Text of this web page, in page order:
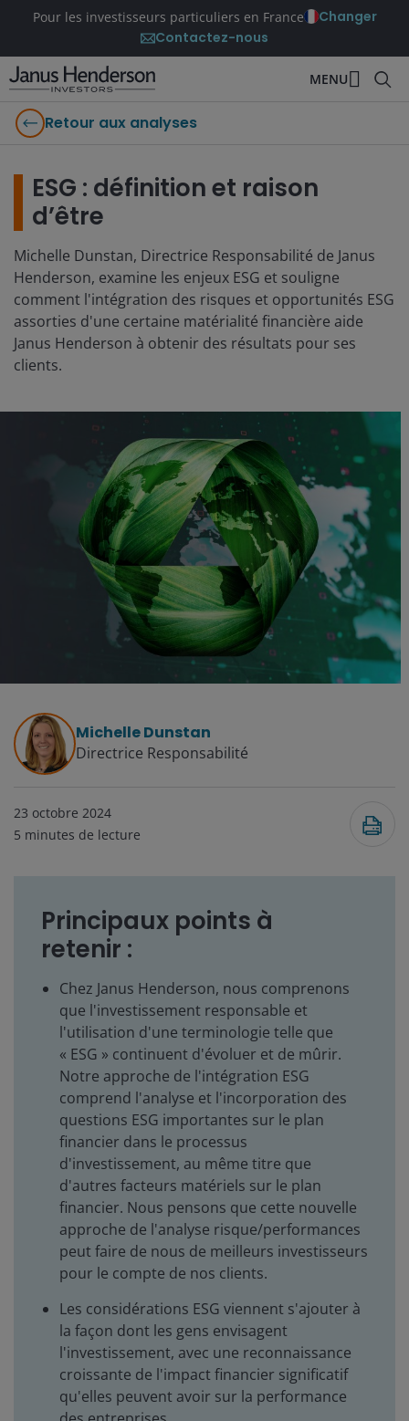
Pour les investisseurs particuliers en France
Changer
Contactez-nous
MENU
Retour aux analyses
ESG : définition et raison
d’être
Michelle Dunstan, Directrice Responsabilité de Janus
Henderson, examine les enjeux ESG et souligne
comment l'intégration des risques et opportunités ESG
assorties d'une certaine matérialité financière aide
Janus Henderson à obtenir des résultats pour ses
clients.
Michelle Dunstan
Directrice Responsabilité
23 octobre 2024
5 minutes de lecture
Principaux points à
retenir :
Chez Janus Henderson, nous comprenons
que l'investissement responsable et
l'utilisation d'une terminologie telle que
« ESG » continuent d'évoluer et de mûrir.
Notre approche de l'intégration ESG
comprend l'analyse et l'incorporation des
questions ESG importantes sur le plan
financier dans le processus
d'investissement, au même titre que
d'autres facteurs matériels sur le plan
financier. Nous pensons que cette nouvelle
approche de l'analyse risque/performances
peut faire de nous de meilleurs investisseurs
pour le compte de nos clients.
Les considérations ESG viennent s'ajouter à
la façon dont les gens envisagent
l'investissement, avec une reconnaissance
croissante de l'impact financier significatif
qu'elles peuvent avoir sur la performance